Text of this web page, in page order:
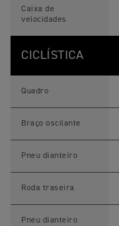
Caixa de
velocidades
CICLÍSTICA
Quadro
Braço oscilante
Pneu dianteiro
Roda traseira
Pneu dianteiro